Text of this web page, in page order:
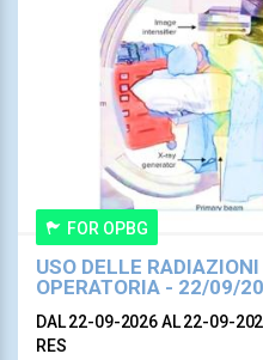
FOR OPBG
USO DELLE
OPERATORIA - 22/09/
DAL 22-09-2026AL 22-09-
RES